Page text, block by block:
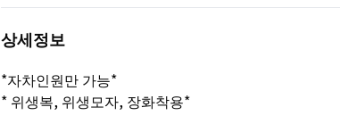
상세정보
*자차인원만 가능*
* 위생복, 위생모자, 장화착용*